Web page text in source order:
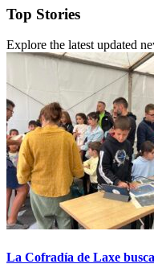
Top Stories
Explore the latest updated
La Cofradía de Laxe